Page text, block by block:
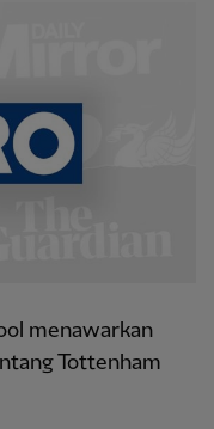
menawarkan
Tottenham